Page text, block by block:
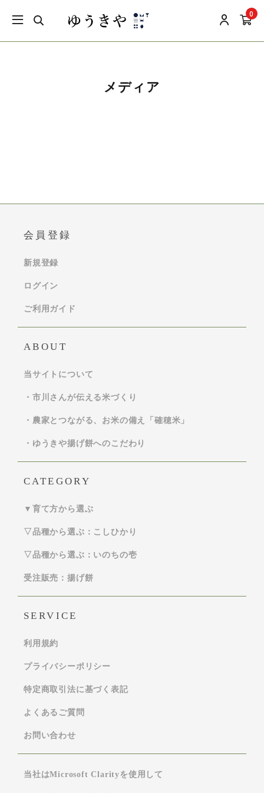
0
メディア
会員登録
新規登録
ログイン
ご利用ガイド
ABOUT
当サイトについて
・市川さんが伝える米づくり
・農家とつながる、お米の備え「確穂米」
・ゆうきや揚げ餅へのこだわり
CATEGORY
▼育て方から選ぶ
▽品種から選ぶ：こしひかり
▽品種から選ぶ：いのちの壱
受注販売：揚げ餅
SERVICE
利用規約
プライバシーポリシー
特定商取引法に基づく表記
よくあるご質問
お問い合わせ
当社はMicrosoft Clarityを使用して